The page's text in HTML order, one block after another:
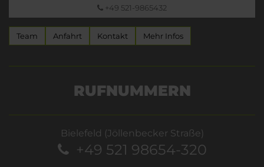
+49 521-9865432
Team Anfahrt Kontakt Mehr Infos
RUFNUMMERN
Bielefeld (Jöllenbecker Straße)
+49 521 98654-320